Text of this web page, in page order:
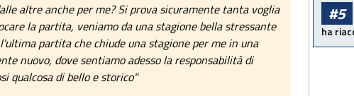
altre anche per me? Si prova sicuramente tanta voglia
la partita, veniamo da una stagione bella stressante
partita che chiude una stagione per me in una
nuovo, dove sentiamo adesso la responsabilità di
qualcosa di bello e storico"
#5
ha